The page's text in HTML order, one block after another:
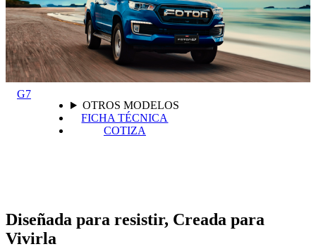
G7
OTROS MODELOS
FICHA TÉCNICA
COTIZA
Diseñada para resistir, Creada para
Vivirla